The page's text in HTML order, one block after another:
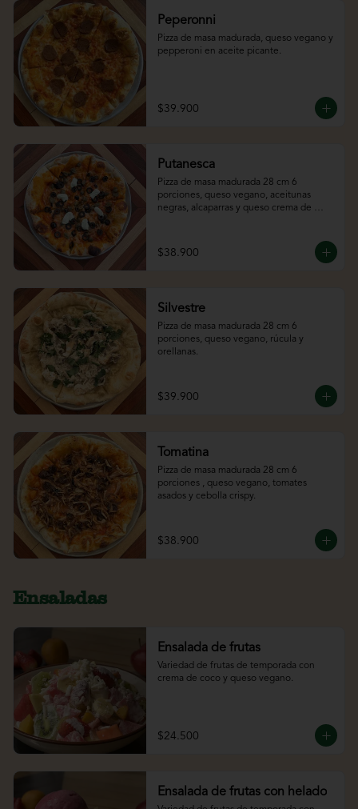
Peperonni
Pizza de masa madurada, queso vegano y
pepperoni en aceite picante.
$39.900
Putanesca
Pizza de masa madurada 28 cm 6
porciones, queso vegano, aceitunas
negras, alcaparras y queso crema de
$38.900
Silvestre
Pizza de masa madurada 28 cm 6
porciones, queso vegano, rúcula y
orellanas.
$39.900
Tomatina
Pizza de masa madurada 28 cm 6
porciones , queso vegano, tomates
asados y cebolla crispy.
$38.900
Ensaladas
Ensalada de frutas
Variedad de frutas de temporada con
crema de coco y queso vegano.
$24.500
Ensalada de frutas con helado